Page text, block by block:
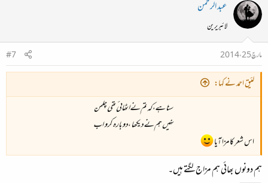
عبد الرحمن
لائبریرین
مارچ 25، 2014
#7
لئیق احمد نے کہا:
سنا ہے،کہ تم نےاٹھائی تھی چلمن
نہیں ہم نے دیکھا ،دوبارہ کرو اب
اس شعر کا مزا آیا
ہم دونوں بھائی ہم مزاج لگتے ہیں۔